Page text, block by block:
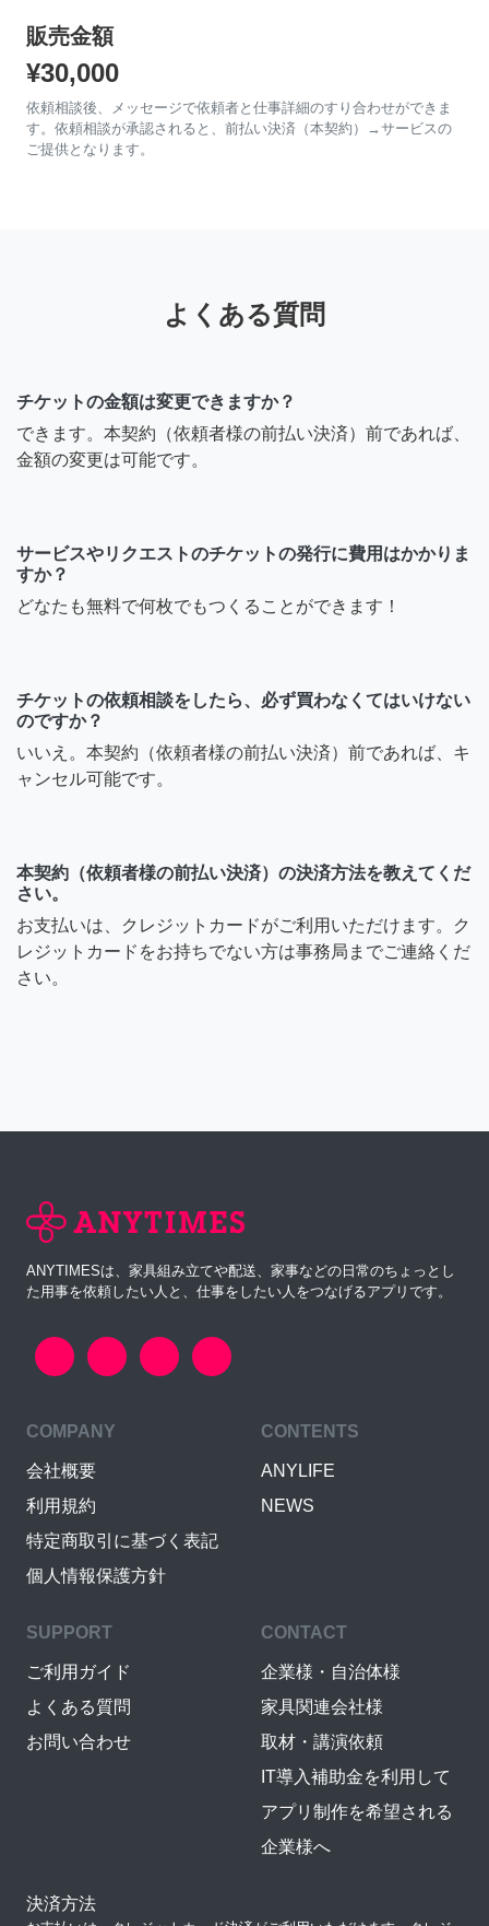
販売金額
¥30,000
依頼相談後、メッセージで依頼者と仕事詳細のすり合わせができま
す。依頼相談が承認されると、前払い決済（本契約）→サービスの
ご提供となります。
よくある質問
チケットの金額は変更できますか？
できます。本契約（依頼者様の前払い決済）前であれば、
金額の変更は可能です。
サービスやリクエストのチケットの発行に費用はかかりま
すか？
どなたも無料で何枚でもつくることができます！
チケットの依頼相談をしたら、必ず買わなくてはいけない
のですか？
いいえ。本契約（依頼者様の前払い決済）前であれば、キ
ャンセル可能です。
本契約（依頼者様の前払い決済）の決済方法を教えてくだ
さい。
お支払いは、クレジットカードがご利用いただけます。ク
レジットカードをお持ちでない方は事務局までご連絡くだ
さい。
ANYTIMESは、家具組み立てや配送、家事などの日常のちょっとし
た用事を依頼したい人と、仕事をしたい人をつなげるアプリです。
COMPANY
会社概要
利用規約
特定商取引に基づく表記
個人情報保護方針
CONTENTS
ANYLIFE
NEWS
SUPPORT
ご利用ガイド
よくある質問
お問い合わせ
CONTACT
企業様・自治体様
家具関連会社様
取材・講演依頼
IT導入補助金を利用して
アプリ制作を希望される
企業様へ
決済方法